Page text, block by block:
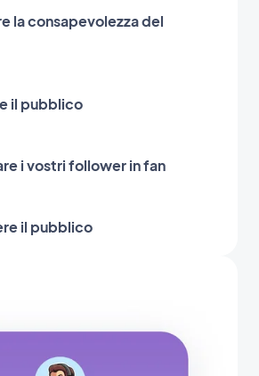
la consapevolezza del
il pubblico
i vostri follower in fan
il pubblico